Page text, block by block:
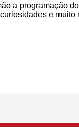
a programação
e muito